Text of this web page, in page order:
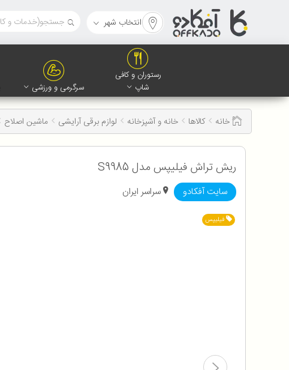
انتخاب شهر
رستوران و کافی
شاپ
سرگرمی و ورزشی
خانه کالاها خانه و آشپزخانه لوازم برقی آرایشی ماشین اصلاح
ریش تراش فیلیپس مدل S9985
سایت آفکادو سراسر ایران
فیلیپس